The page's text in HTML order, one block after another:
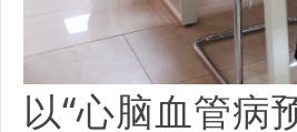
以“心脑血管病